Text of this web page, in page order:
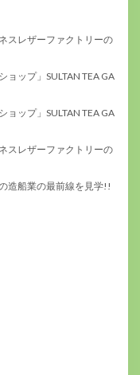
スレザーファクトリーの
ョップ」SULTAN TEA GA
ョップ」SULTAN TEA GA
スレザーファクトリーの
造船業の最前線を見学!!